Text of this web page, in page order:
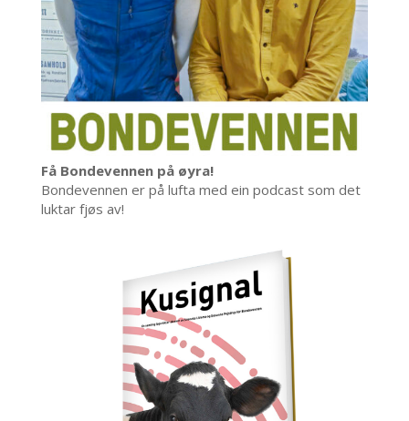
Få Bondevennen på øyra!
Bondevennen er på lufta med ein podcast som det
luktar fjøs av!